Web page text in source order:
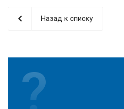
Назад к списку